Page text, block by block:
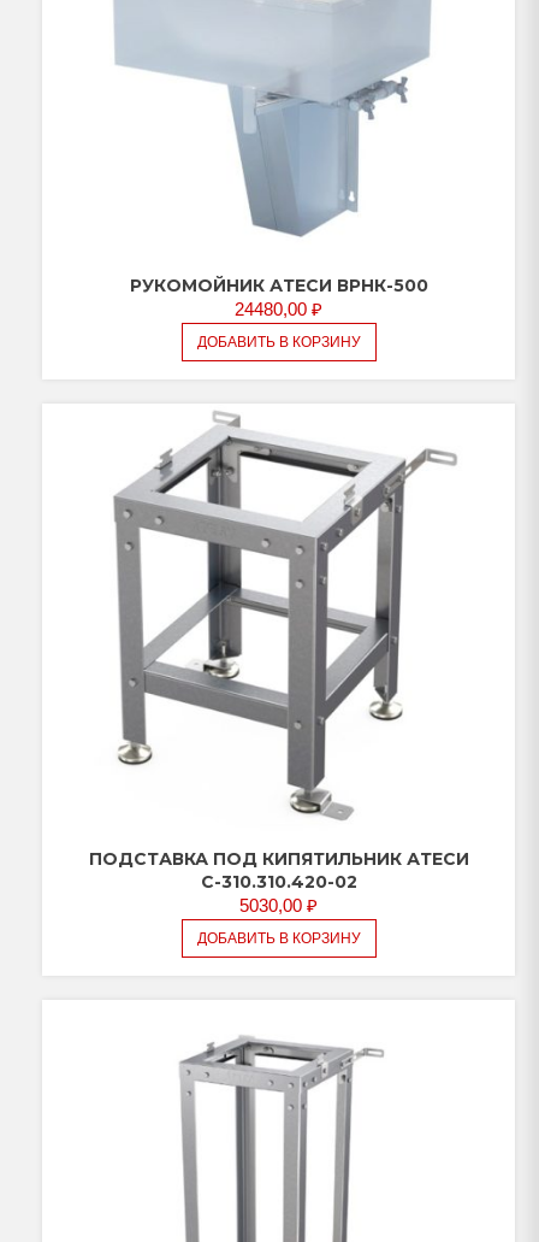
РУКОМОЙНИК АТЕСИ ВРНК-500
24480,00 ₽
ДОБАВИТЬ В КОРЗИНУ
ПОДСТАВКА ПОД КИПЯТИЛЬНИК АТЕСИ
С-310.310.420-02
5030,00 ₽
ДОБАВИТЬ В КОРЗИНУ